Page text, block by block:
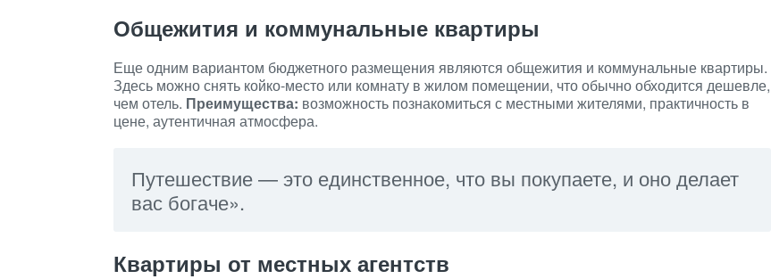
Общежития и коммунальные квартиры
Еще одним вариантом бюджетного размещения являются общежития и коммунальные квартиры.
Здесь можно снять койко-место или комнату в жилом помещении, что обычно обходится дешевле,
чем отель. Преимущества: возможность познакомиться с местными жителями, практичность в
цене, аутентичная атмосфера.
Путешествие — это единственное, что вы покупаете, и оно делает
вас богаче».
Квартиры от местных агентств